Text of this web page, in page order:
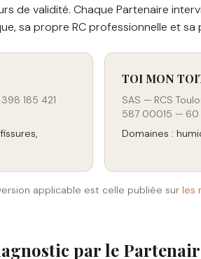
de validité. Chaque Partenaire
sa propre RC professionnelle et sa
185 421
TOI MON
SAS — RCS
587 00015 — 60
Domaines :
applicable est celle publiée sur les
par le